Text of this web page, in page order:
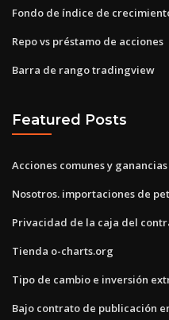
Fondo de índice de
Repo vs préstamo de acciones
Barra de rango tradingview
Featured Posts
Acciones comunes y
Nosotros. importaciones de
Privacidad de la caja del
Tienda o-charts.org
Tipo de cambio e inversión
Bajo contrato de publicación